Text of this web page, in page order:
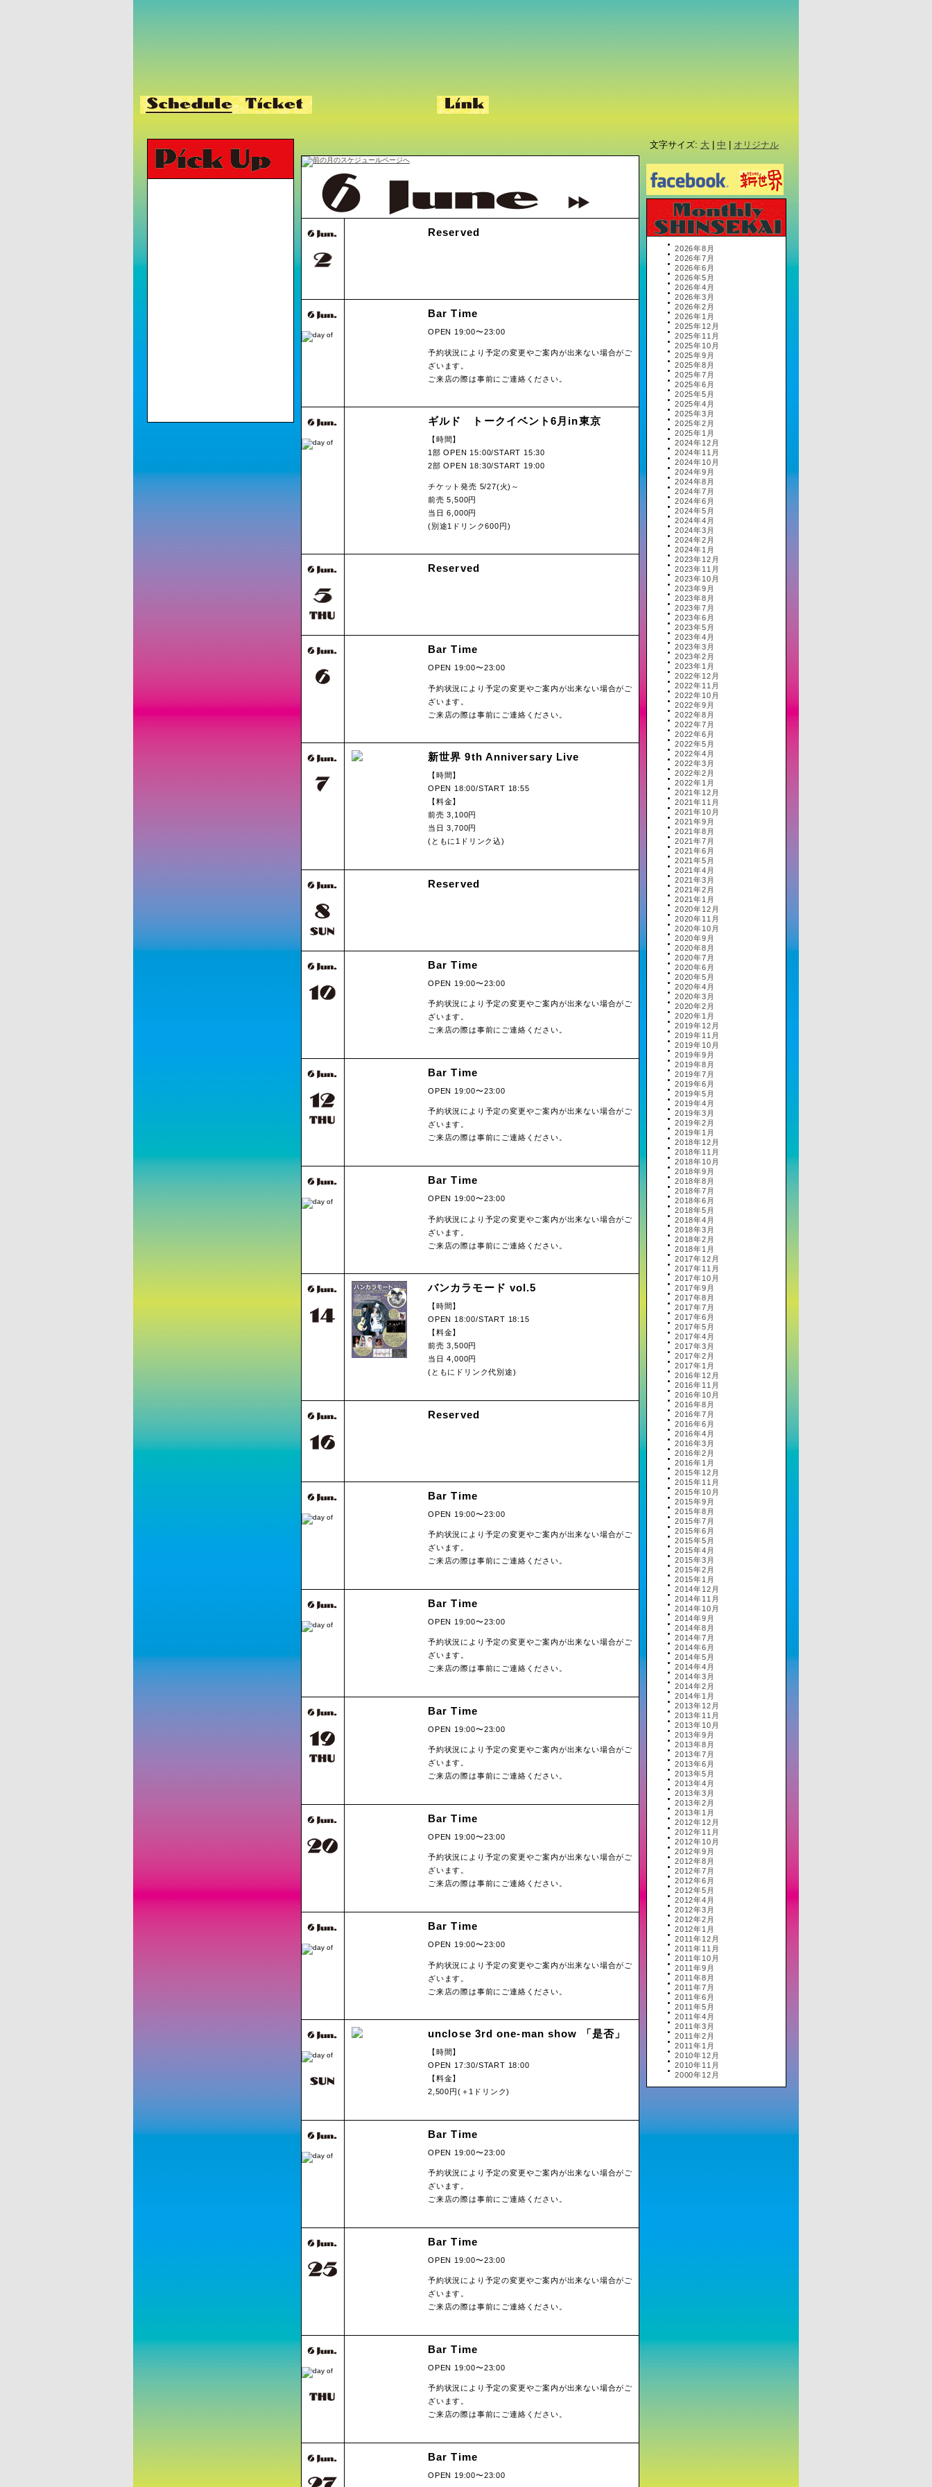
文字サイズ: 大 中 オリジナル
Reserved
Bar Time
OPEN 19:00〜23:00
予約状況により予定の変更やご案内が出来ない場合がご
ざいます。
ご来店の際は事前にご連絡ください。
ギルド トークイベント6月in東京
【時間】
1部 OPEN 15:00/START 15:30
2部 OPEN 18:30/START 19:00
チケット発売 5/27(火)～
前売 5,500円
当日 6,000円
(別途1ドリンク600円)
Reserved
Bar Time
OPEN 19:00〜23:00
予約状況により予定の変更やご案内が出来ない場合がご
ざいます。
ご来店の際は事前にご連絡ください。
新世界 9th Anniversary Live
【時間】
OPEN 18:00/START 18:55
【料金】
前売 3,100円
当日 3,700円
(ともに1ドリンク込)
Reserved
Bar Time
OPEN 19:00〜23:00
予約状況により予定の変更やご案内が出来ない場合がご
ざいます。
ご来店の際は事前にご連絡ください。
Bar Time
OPEN 19:00〜23:00
予約状況により予定の変更やご案内が出来ない場合がご
ざいます。
ご来店の際は事前にご連絡ください。
Bar Time
OPEN 19:00〜23:00
予約状況により予定の変更やご案内が出来ない場合がご
ざいます。
ご来店の際は事前にご連絡ください。
バンカラモード vol.5
【時間】
OPEN 18:00/START 18:15
【料金】
前売 3,500円
当日 4,000円
(ともにドリンク代別途)
Reserved
Bar Time
OPEN 19:00〜23:00
予約状況により予定の変更やご案内が出来ない場合がご
ざいます。
ご来店の際は事前にご連絡ください。
Bar Time
OPEN 19:00〜23:00
予約状況により予定の変更やご案内が出来ない場合がご
ざいます。
ご来店の際は事前にご連絡ください。
Bar Time
OPEN 19:00〜23:00
予約状況により予定の変更やご案内が出来ない場合がご
ざいます。
ご来店の際は事前にご連絡ください。
Bar Time
OPEN 19:00〜23:00
予約状況により予定の変更やご案内が出来ない場合がご
ざいます。
ご来店の際は事前にご連絡ください。
Bar Time
OPEN 19:00〜23:00
予約状況により予定の変更やご案内が出来ない場合がご
ざいます。
ご来店の際は事前にご連絡ください。
unclose 3rd one-man show 「是否」
【時間】
OPEN 17:30/START 18:00
【料金】
2,500円(＋1ドリンク)
Bar Time
OPEN 19:00〜23:00
予約状況により予定の変更やご案内が出来ない場合がご
ざいます。
ご来店の際は事前にご連絡ください。
Bar Time
OPEN 19:00〜23:00
予約状況により予定の変更やご案内が出来ない場合がご
ざいます。
ご来店の際は事前にご連絡ください。
Bar Time
OPEN 19:00〜23:00
予約状況により予定の変更やご案内が出来ない場合がご
ざいます。
ご来店の際は事前にご連絡ください。
Bar Time
OPEN 19:00〜23:00
2026年8月
2026年7月
2026年6月
2026年5月
2026年4月
2026年3月
2026年2月
2026年1月
2025年12月
2025年11月
2025年10月
2025年9月
2025年8月
2025年7月
2025年6月
2025年5月
2025年4月
2025年3月
2025年2月
2025年1月
2024年12月
2024年11月
2024年10月
2024年9月
2024年8月
2024年7月
2024年6月
2024年5月
2024年4月
2024年3月
2024年2月
2024年1月
2023年12月
2023年11月
2023年10月
2023年9月
2023年8月
2023年7月
2023年6月
2023年5月
2023年4月
2023年3月
2023年2月
2023年1月
2022年12月
2022年11月
2022年10月
2022年9月
2022年8月
2022年7月
2022年6月
2022年5月
2022年4月
2022年3月
2022年2月
2022年1月
2021年12月
2021年11月
2021年10月
2021年9月
2021年8月
2021年7月
2021年6月
2021年5月
2021年4月
2021年3月
2021年2月
2021年1月
2020年12月
2020年11月
2020年10月
2020年9月
2020年8月
2020年7月
2020年6月
2020年5月
2020年4月
2020年3月
2020年2月
2020年1月
2019年12月
2019年11月
2019年10月
2019年9月
2019年8月
2019年7月
2019年6月
2019年5月
2019年4月
2019年3月
2019年2月
2019年1月
2018年12月
2018年11月
2018年10月
2018年9月
2018年8月
2018年7月
2018年6月
2018年5月
2018年4月
2018年3月
2018年2月
2018年1月
2017年12月
2017年11月
2017年10月
2017年9月
2017年8月
2017年7月
2017年6月
2017年5月
2017年4月
2017年3月
2017年2月
2017年1月
2016年12月
2016年11月
2016年10月
2016年8月
2016年7月
2016年6月
2016年4月
2016年3月
2016年2月
2016年1月
2015年12月
2015年11月
2015年10月
2015年9月
2015年8月
2015年7月
2015年6月
2015年5月
2015年4月
2015年3月
2015年2月
2015年1月
2014年12月
2014年11月
2014年10月
2014年9月
2014年8月
2014年7月
2014年6月
2014年5月
2014年4月
2014年3月
2014年2月
2014年1月
2013年12月
2013年11月
2013年10月
2013年9月
2013年8月
2013年7月
2013年6月
2013年5月
2013年4月
2013年3月
2013年2月
2013年1月
2012年12月
2012年11月
2012年10月
2012年9月
2012年8月
2012年7月
2012年6月
2012年5月
2012年4月
2012年3月
2012年2月
2012年1月
2011年12月
2011年11月
2011年10月
2011年9月
2011年8月
2011年7月
2011年6月
2011年5月
2011年4月
2011年3月
2011年2月
2011年1月
2010年12月
2010年11月
2000年12月